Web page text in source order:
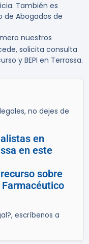
También es
Abogados de
nuestros
solicita consulta
y BEPI en Terrassa.
no dejes de
en
en este
sobre
escríbenos a